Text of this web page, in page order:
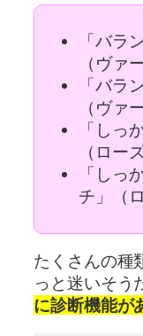
「バラ
（ヴァ
「バラ
（ヴァ
「しっ
（ロー
「しっ
チ」（
たくさんの種
っと迷いそう
に診断機能が